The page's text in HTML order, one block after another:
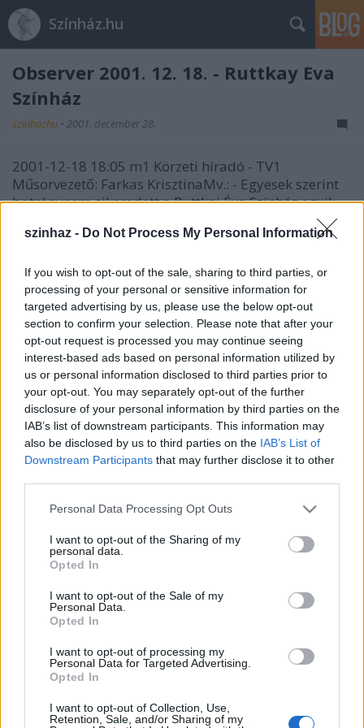
szinhaz - Do Not Process My Personal Information
If you wish to opt-out of the sale, sharing to third parties, or
processing of your personal or sensitive information for
targeted advertising by us, please use the below opt-out
section to confirm your selection. Please note that after your
opt-out request is processed you may continue seeing
interest-based ads based on personal information utilized by
us or personal information disclosed to third parties prior to
your opt-out. You may separately opt-out of the further
disclosure of your personal information by third parties on the
IAB’s list of downstream participants. This information may
also be disclosed by us to third parties on the IAB’s List of
Downstream Participants that may further disclose it to other
Please note that this website/app uses one or more Google
not limited to your visit or usage behaviour. You may click to
grant or deny consent to Google and its third-party tags to
use your data for below specified purposes in below Google
consent section.
Personal Data Processing Opt Outs
I want to opt-out of the Sharing of my
personal data.
Opted In
I want to opt-out of the Sale of my
Personal Data.
Opted In
I want to opt-out of processing my
Personal Data for Targeted Advertising.
Opted In
I want to opt-out of Collection, Use,
Retention, Sale, and/or Sharing of my
Színház.hu
Observer 2001. 12. 18. - Ruttkay Éva
Színház
szinhazhu • 2001. december 28.
2001-12-18 18:05 m1 Körzeti híradó - TV1
Műsorvezető: Farkas KrisztinaMv.: - Egyesek szerint
botrányosra sikeredett a Ruttkai Éva Színház egyik
Házban. Egy önkormányzati képviselő ugyanis
mutatkozik a…
Observer 2001.12.18.
szinhazhu 2001. december 28.
2001-12-18 12:12 m1 Körzeti híradó - TV1
Műsorvezető: Farkas KrisztinaMv.: - Nemzeti Színház.
Folytatódik a vita a parkosításról. Csepeli pályázat.
Új városközpont épül. XI. kerületi költségvetés.
Kampányízű frakcióviták? Jó napot kívánok.Mv.: -
Nem csitul az új Nemzeti Színház körüli park
kapcsán…
Tarján Tamás: KIS IBOLYÁK, ELSÕ
KÖVETEI A JÓ TAVASZNAK
In memoriam Ö. I. címmel már készült  sõt utóbb
nyomtatásban is megjelent  egy (Valló Péter nevével
fémjelzett) színmûszerûen strukturált